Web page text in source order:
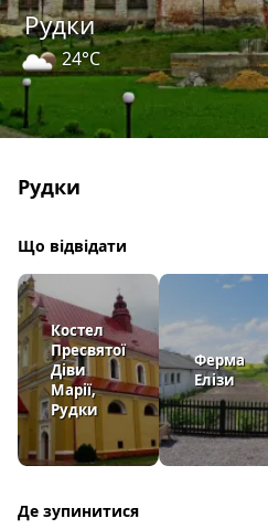
Рудки
24°C
Рудки
Що відвідати
Костел
Пресвятої
Діви
Марії,
Рудки
Ферма
Елізи
Де зупинитися